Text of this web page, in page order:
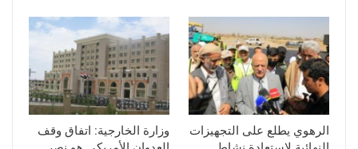
الرهوي يطلع على التجهيزات
وزارة الخارجية: اتفاق وقف